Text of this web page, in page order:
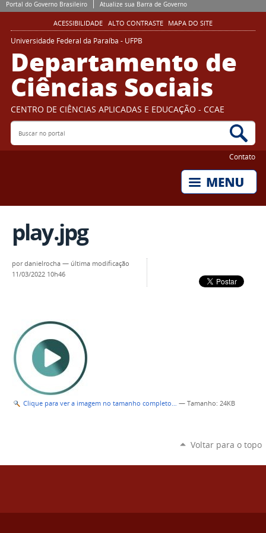
Portal do Governo Brasileiro Atualize sua Barra de Governo
ACESSIBILIDADE ALTO CONTRASTE MAPA DO SITE
Universidade Federal da Paraíba - UFPB
Departamento de
Ciências Sociais
CENTRO DE CIÊNCIAS APLICADAS E EDUCAÇÃO - CCAE
Buscar no portal
Contato
play.jpg
pordanielrocha — última modificação
11/03/2022 10h46
Clique para ver a imagem no tamanho completo… — Tamanho: 24KB
Voltar para o topo